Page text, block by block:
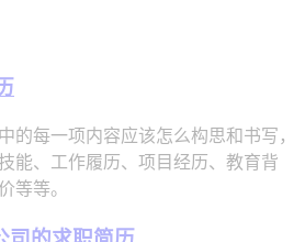
的每一项内容应该怎么构思和书写，
能、工作履历、项目经历、教育背
等等。